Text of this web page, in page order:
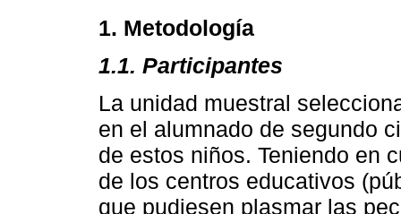
1. Metodología
1.1. Participantes
La unidad muestral
en el alumnado de segundo
de estos niños. Teniendo en
de los centros educativos
que pudiesen plasmar las